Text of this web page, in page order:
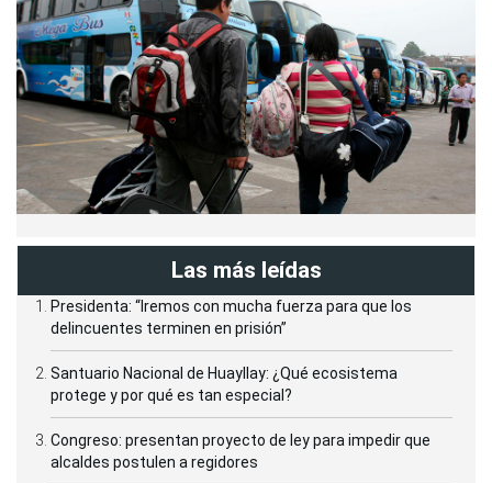
Las más leídas
Presidenta: “Iremos con mucha fuerza para que los
delincuentes terminen en prisión”
Santuario Nacional de Huayllay: ¿Qué ecosistema
protege y por qué es tan especial?
Congreso: presentan proyecto de ley para impedir que
alcaldes postulen a regidores